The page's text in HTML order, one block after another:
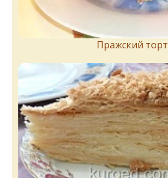
Пражский торт